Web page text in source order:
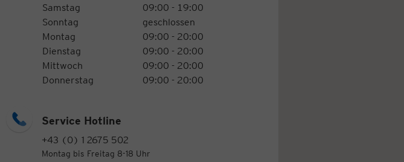
Samstag
09:00 - 19:00
Sonntag
geschlossen
Montag
09:00 - 20:00
Dienstag
09:00 - 20:00
Mittwoch
09:00 - 20:00
Donnerstag
09:00 - 20:00
Service Hotline
+43 (0) 1 2675 502
Montag bis Freitag 8-18 Uhr